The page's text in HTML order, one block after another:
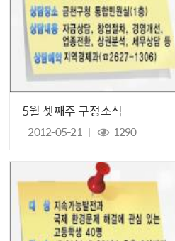
5월 셋째주 구정소식
2012-05-21 1290